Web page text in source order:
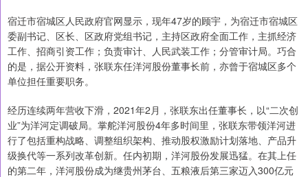
宿迁市宿城区人民政府官网显示，现年47岁的顾宇，为宿迁市宿城区
委副书记、区长、区政府党组书记，主持区政府全面工作，主抓经济
工作、招商引资工作；负责审计、人民武装工作；分管审计局。巧合
的是，据公开资料，张联东任洋河股份董事长前，亦曾于宿城区多个
单位担任重要职务。
经历连续两年营收下滑，2021年2月，张联东出任董事长，以“二次创
业”为洋河定调破局。掌舵洋河股份4年多时间里，张联东带领洋河进
行了包括重构战略、调整组织架构、推动股权激励计划落地、产品升
级换代等一系列改革创新。任内初期，洋河股份发展迅猛。在其上任
的第二年，洋河股份成为继贵州茅台、五粮液后第三家迈入300亿元